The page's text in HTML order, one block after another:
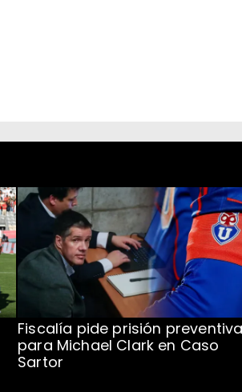
Fiscalía pide prisión preventiva
para Michael Clark en Caso
Sartor